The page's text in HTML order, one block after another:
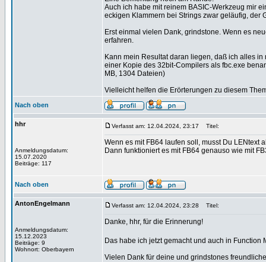
Auch ich habe mit reinem BASIC-Werkzeug mir
eckigen Klammern bei Strings zwar geläufig, der
Erst einmal vielen Dank, grindstone. Wenn es
erfahren.
Kann mein Resultat daran liegen, daß ich alles
einer Kopie des 32bit-Compilers als fbc.exe
MB, 1304 Dateien)
Vielleicht helfen die Erörterungen zu diesem
Nach oben
hhr
Anmeldungsdatum:
15.07.2020
Beiträge: 117
Verfasst am: 12.04.2024, 23:17 Titel:
Wenn es mit FB64 laufen soll, musst Du LENtext
Dann funktioniert es mit FB64 genauso wie mit
Nach oben
AntonEngelmann
Anmeldungsdatum:
15.12.2023
Beiträge: 9
Wohnort: Oberbayern
Verfasst am: 12.04.2024, 23:28 Titel:
Danke, hhr, für die Erinnerung!
Das habe ich jetzt gemacht und auch in
Vielen Dank für deine und grindstones